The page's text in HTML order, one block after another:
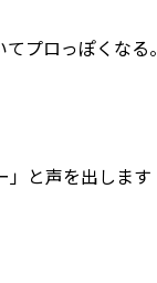
プロっぽくなる。
」と声を出します